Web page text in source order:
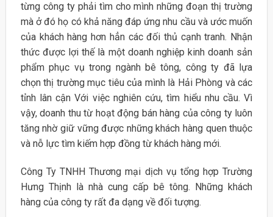
từng công ty phải tìm cho mình những đoạn thị trường
mà ở đó họ có khả năng đáp ứng nhu cầu và ước muốn
của khách hàng hơn hẳn các đối thủ cạnh tranh. Nhận
thức được lợi thế là một doanh nghiệp kinh doanh sản
phẩm phục vụ trong ngành bê tông, công ty đã lựa
chọn thị trường mục tiêu của mình là Hải Phòng và các
tỉnh lân cận Với việc nghiên cứu, tìm hiểu nhu cầu. Vì
vậy, doanh thu từ hoạt động bán hàng của công ty luôn
tăng nhờ giữ vững được những khách hàng quen thuộc
và nỗ lực tìm kiếm hợp đồng từ khách hàng mới.
Công Ty TNHH Thương mại dịch vụ tổng hợp Trường
Hưng Thịnh là nhà cung cấp bê tông. Những khách
hàng của công ty rất đa dạng về đối tượng.